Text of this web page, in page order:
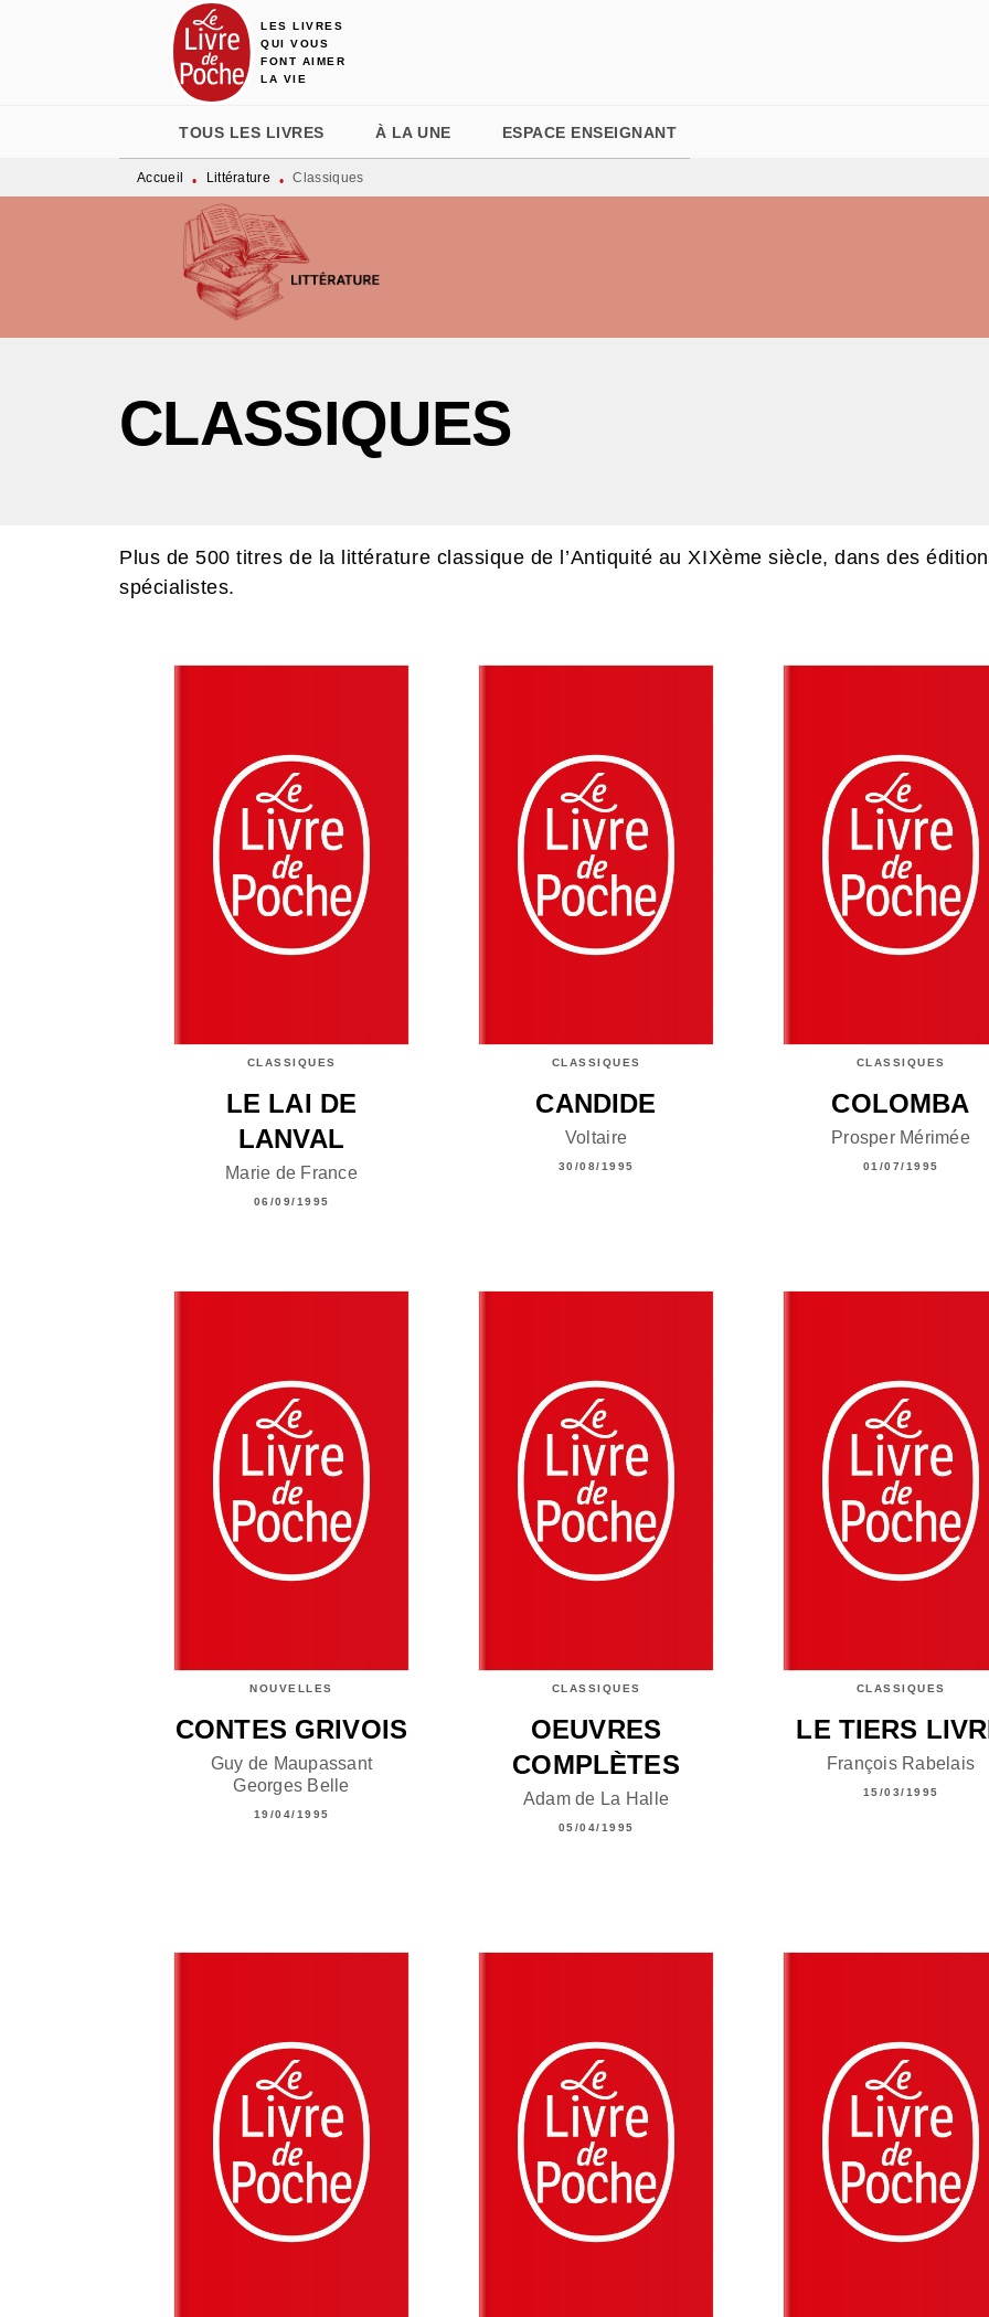
MENU RECHERCHE
LES LIVRES
QUI VOUS
FONT AIMER
LA VIE
TOUS LES LIVRES À LA UNE ESPACE ENSEIGNANT
Accueil • Littérature • Classiques
CLASSIQUES
Plus de 500 titres de la littérature classique de l’Antiquité au XIXème siècle, dans des
spécialistes.
CLASSIQUES
LE LAI DE
LANVAL
Marie de France
06/09/1995
CLASSIQUES
CANDIDE
Voltaire
30/08/1995
CLASSIQUES
COLOMBA
Prosper Mérimée
01/07/1995
NOUVELLES
CONTES GRIVOIS
Guy de Maupassant
Georges Belle
19/04/1995
CLASSIQUES
OEUVRES
COMPLÈTES
Adam de La Halle
05/04/1995
CLASSIQUES
LE TIERS
François Rabelais
15/03/1995